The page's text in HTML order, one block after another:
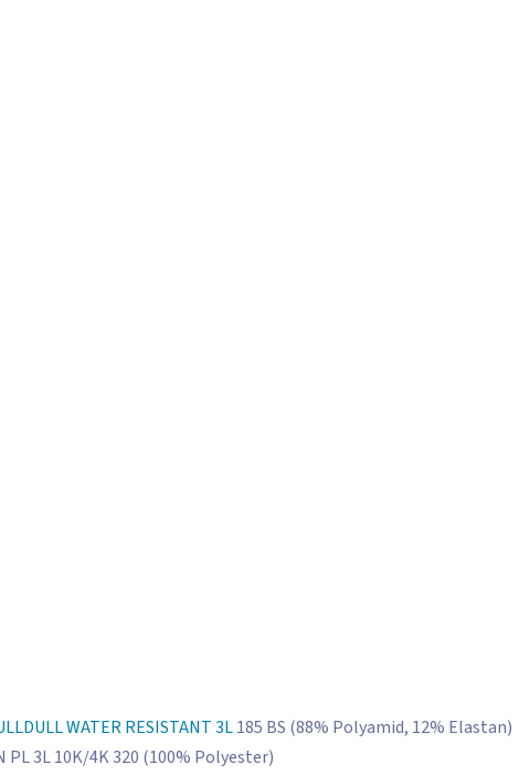
WATER RESISTANT 3L185 BS (88% Polyamid, 12% Elastan)
PL 3L 10K/4K 320 (100% Polyester)